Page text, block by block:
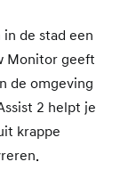
de stad een
Monitor geeft
de omgeving
2 helpt je
krappe